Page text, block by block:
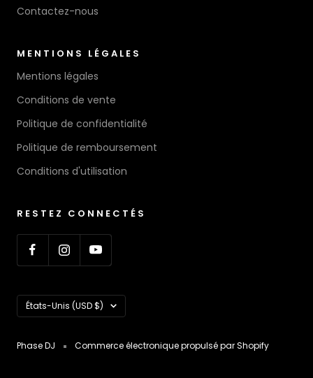
Contactez-nous
MENTIONS LÉGALES
Mentions légales
Conditions de vente
Politique de confidentialité
Politique de remboursement
Conditions d'utilisation
RESTEZ CONNECTÉS
Pays/région
États-Unis (USD $)
Phase DJ Commerce électronique propulsé par Shopify